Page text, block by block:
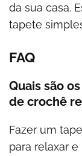
da sua casa.
tapete
FAQ
Quais são
de crochê
Fazer um
para relaxar